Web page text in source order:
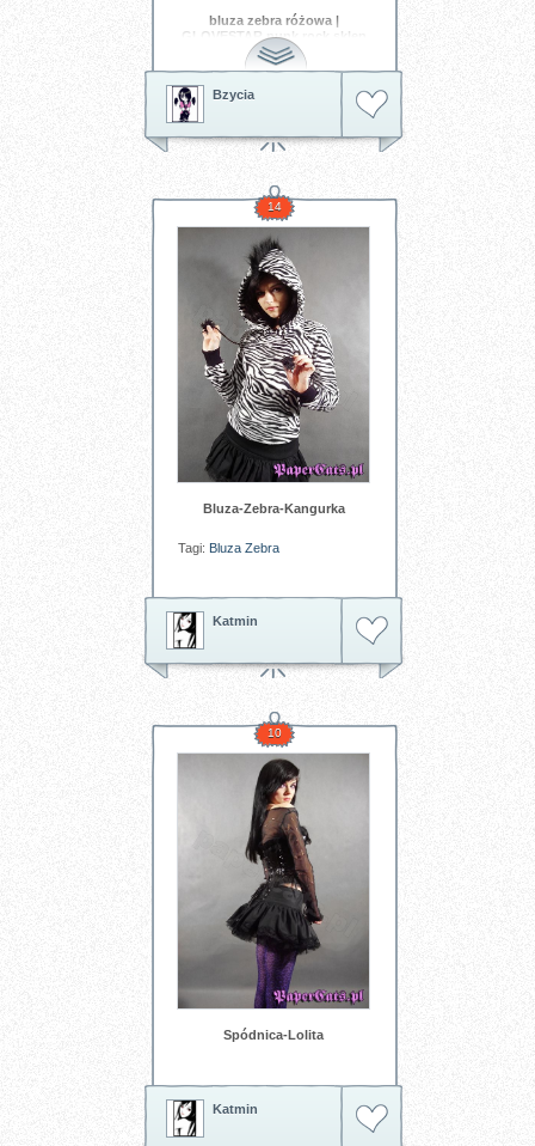
bluza zebra różowa |
GLOVESTAR punk rock sklep
skelanimals emo ciuchy hello
kitty scene ubrania piercing
różowa bluza
Bzycia
14
Bluza-Zebra-Kangurka
Tagi: Bluza Zebra
Katmin
10
Spódnica-Lolita
Katmin